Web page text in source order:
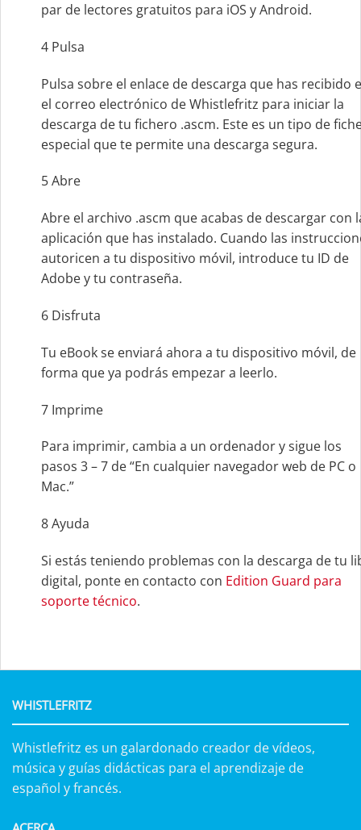
par de lectores gratuitos para iOS y Android.
4 Pulsa
Pulsa sobre el enlace de descarga que has recibido
el correo electrónico de Whistlefritz para iniciar la
descarga de tu fichero .ascm. Este es un tipo de
especial que te permite una descarga segura.
5Abre
Abre el archivo .ascm que acabas de descargar con
aplicación que has instalado. Cuando las
autoricen a tu dispositivo móvil, introduce tu ID de
Adobe y tu contraseña.
6 Disfruta
Tu eBook se enviará ahora a tu dispositivo móvil, de
forma que ya podrás empezar a leerlo.
7 Imprime
Para imprimir, cambia a un ordenador y sigue los
pasos 3 – 7 de “En cualquier navegador web de PC o
Mac.”
8Ayuda
Si estás teniendo problemas con la descarga de tu
digital, ponte en contacto con Edition Guard para
soporte técnico.
WHISTLEFRITZ
Whistlefritz es un galardonado creador de vídeos,
música y guías didácticas para el aprendizaje de
español y francés.